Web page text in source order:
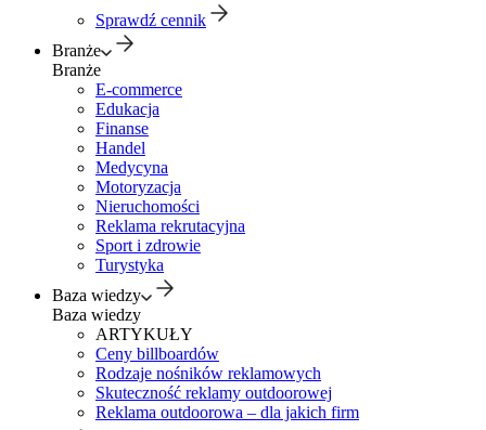
Sprawdź cennik
Branże
Branże
E-commerce
Edukacja
Finanse
Handel
Medycyna
Motoryzacja
Nieruchomości
Reklama rekrutacyjna
Sport i zdrowie
Turystyka
Baza wiedzy
Baza wiedzy
ARTYKUŁY
Ceny billboardów
Rodzaje nośników reklamowych
Skuteczność reklamy outdoorowej
Reklama outdoorowa – dla jakich firm